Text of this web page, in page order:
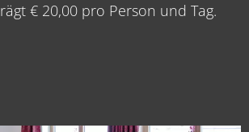
€ 20,00 pro Person und Tag.